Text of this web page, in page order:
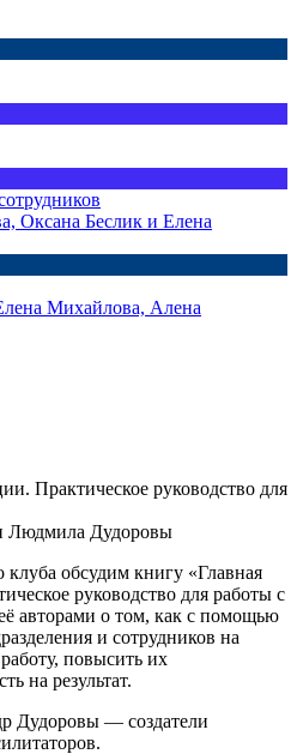
Оксана Беслик и Елена
Михайлова, Алена
Практическое руководство для
Людмила Дудоровы
обсудим книгу «Главная
руководство для работы с
авторами о том, как с помощью
и сотрудников на
повысить их
на результат.
Дудоровы — создатели